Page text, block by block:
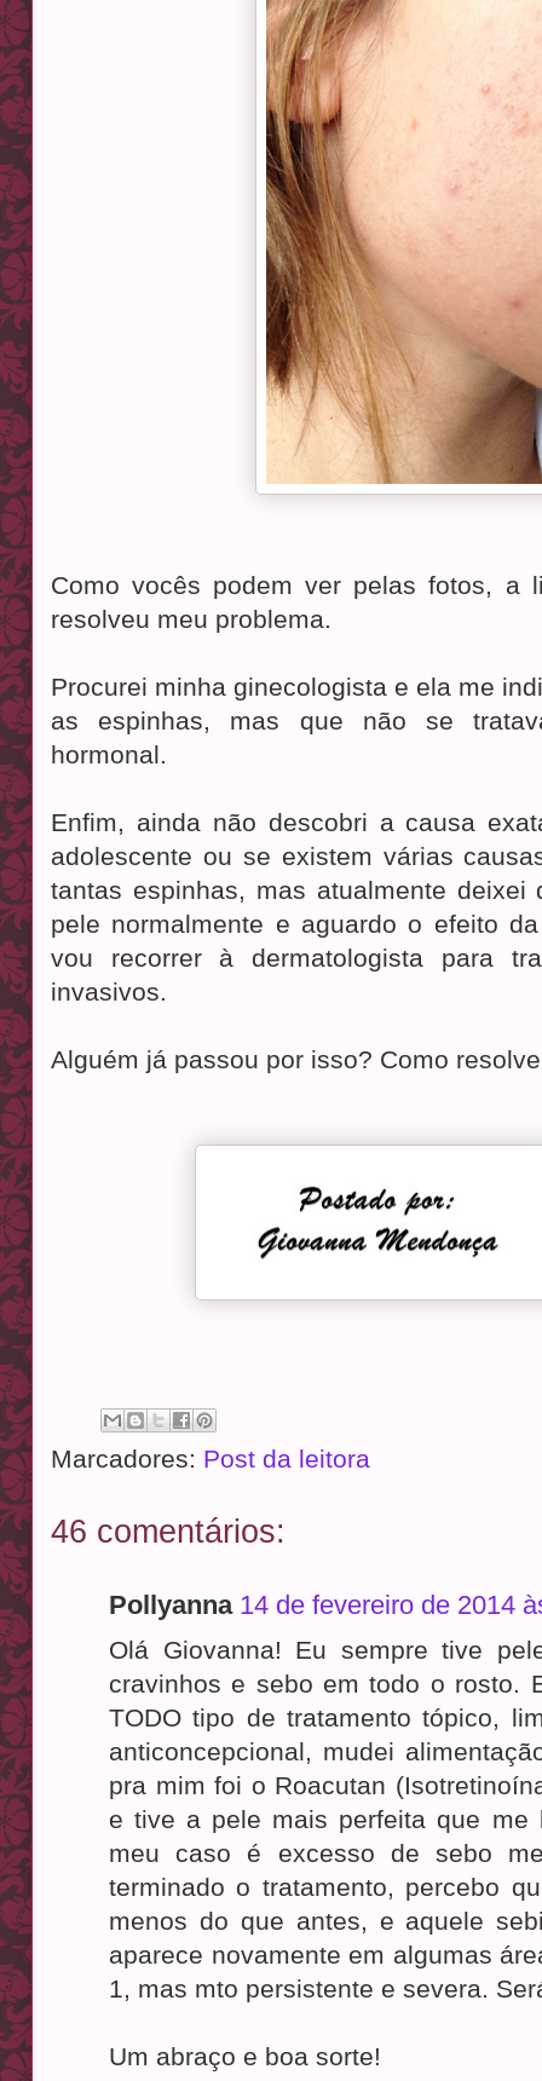
Como vocês podem ver pelas fotos, a
resolveu meu problema.
Procurei minha ginecologista e ela me
as espinhas, mas que não se
hormonal.
Enfim, ainda não descobri a causa
adolescente ou se existem várias
tantas espinhas, mas atualmente deixei
pele normalmente e aguardo o efeito
vou recorrer à dermatologista para
invasivos.
Alguém já passou por isso? Como
Marcadores: Post da leitora
46 comentários:
Pollyanna 14 de fevereiro de 2014
Olá Giovanna! Eu sempre tive
cravinhos e sebo em todo o rosto.
TODO tipo de tratamento tópico,
anticoncepcional, mudei
pra mim foi o Roacutan
e tive a pele mais perfeita que me
meu caso é excesso de sebo
terminado o tratamento, percebo
menos do que antes, e aquele
aparece novamente em algumas
1, mas mto persistente e severa.
Um abraço e boa sorte!